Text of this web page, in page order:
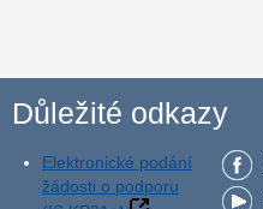
Důležité odkazy
Elektronické podání
žádosti o podporu